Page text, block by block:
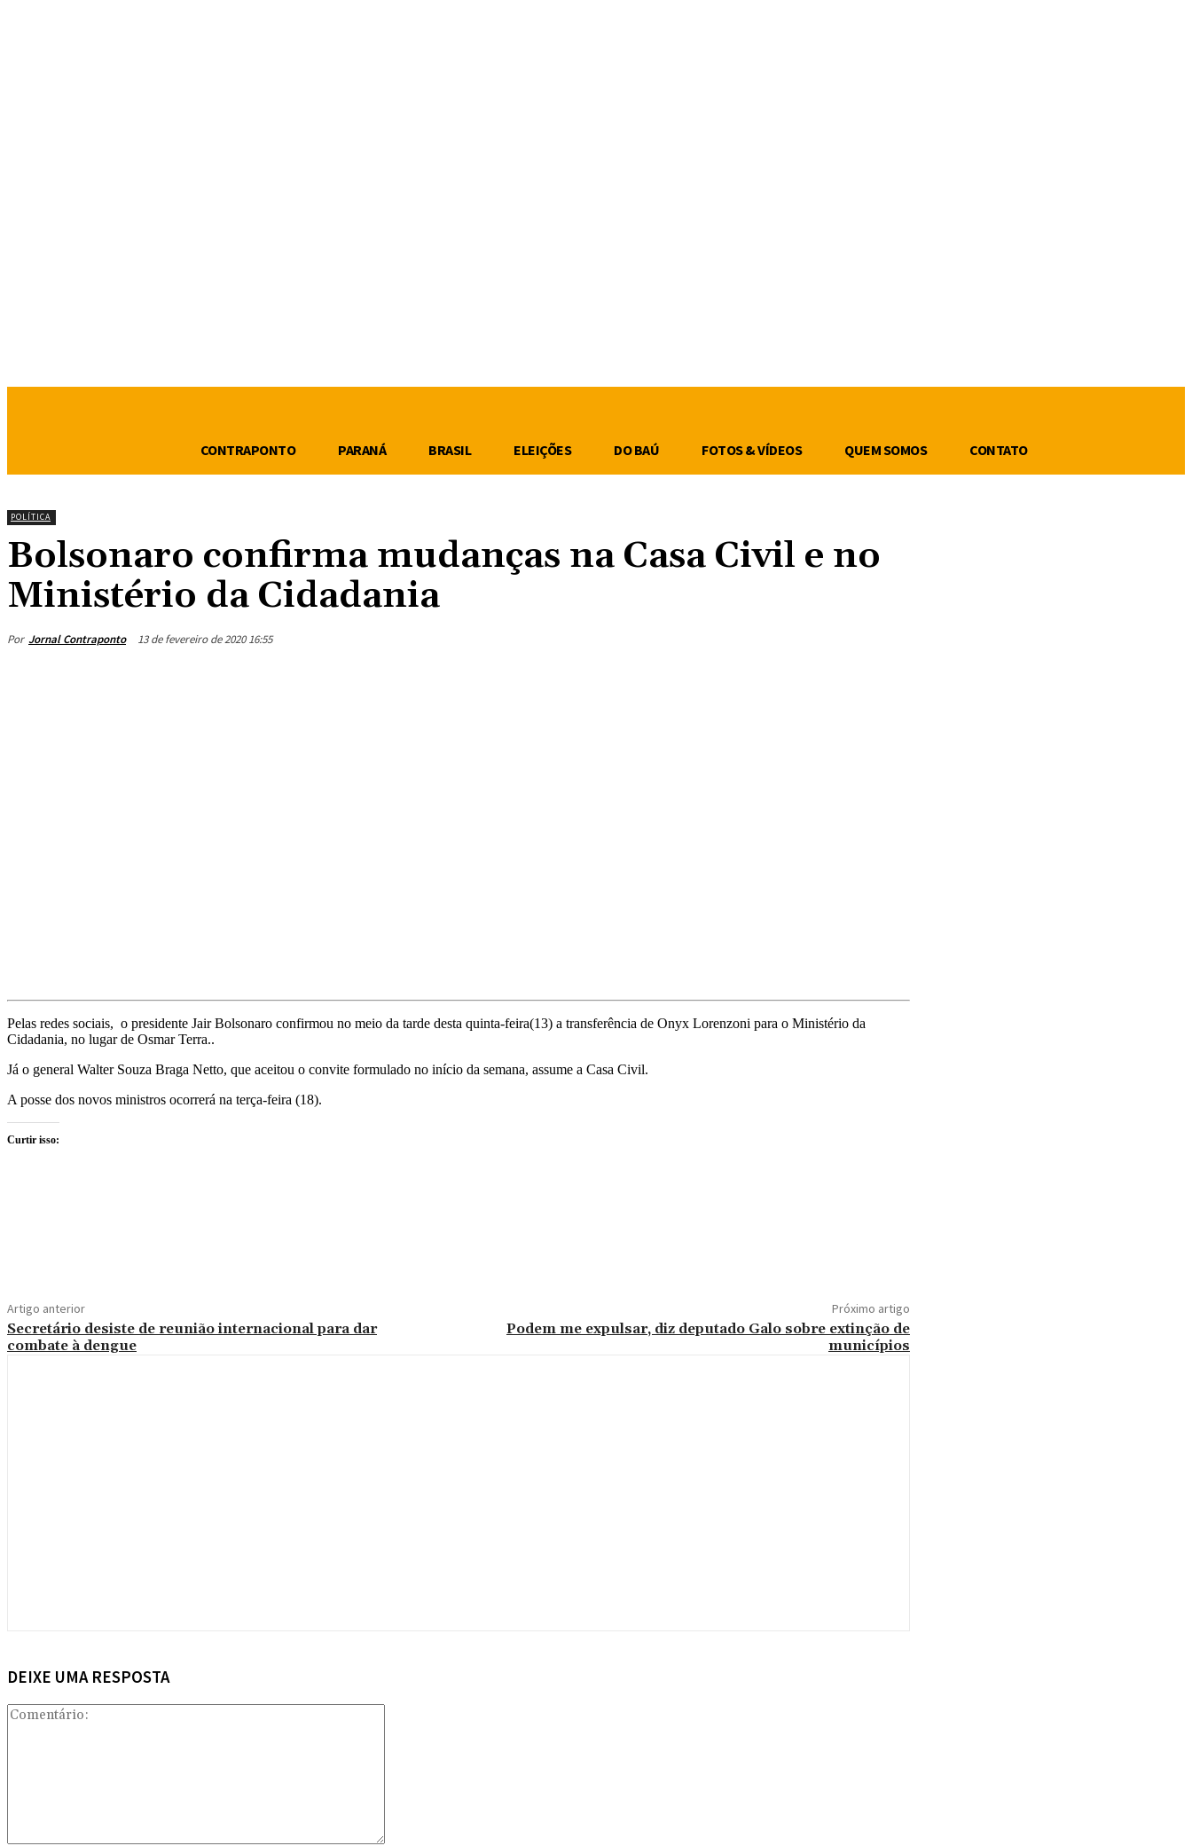
CONTRAPONTO PARANÁ BRASIL ELEIÇÕES DO BAÚ FOTOS & VÍDEOS QUEM SOMOS CONTATO
POLÍTICA
Bolsonaro confirma mudanças na Casa Civil e no
Ministério da Cidadania
Por Jornal Contraponto 13 de fevereiro de 2020 16:55
Pelas redes sociais, o presidente Jair Bolsonaro confirmou no meio da tarde desta quinta-feira(13) a transferência de Onyx Lorenzoni para o Ministério da
Cidadania, no lugar de Osmar Terra..
Já o general Walter Souza Braga Netto, que aceitou o convite formulado no início da semana, assume a Casa Civil.
A posse dos novos ministros ocorrerá na terça-feira (18).
Curtir isso:
Artigo anterior
Secretário desiste de reunião internacional para dar
combate à dengue
Próximo artigo
Podem me expulsar, diz deputado Galo sobre extinção de
municípios
DEIXE UMA RESPOSTA